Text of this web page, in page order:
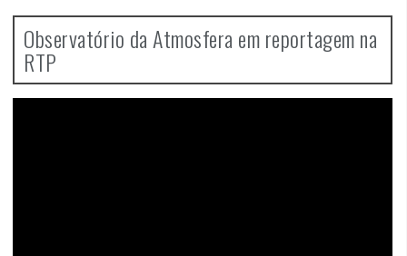
Observatório da Atmosfera em reportagem na
RTP